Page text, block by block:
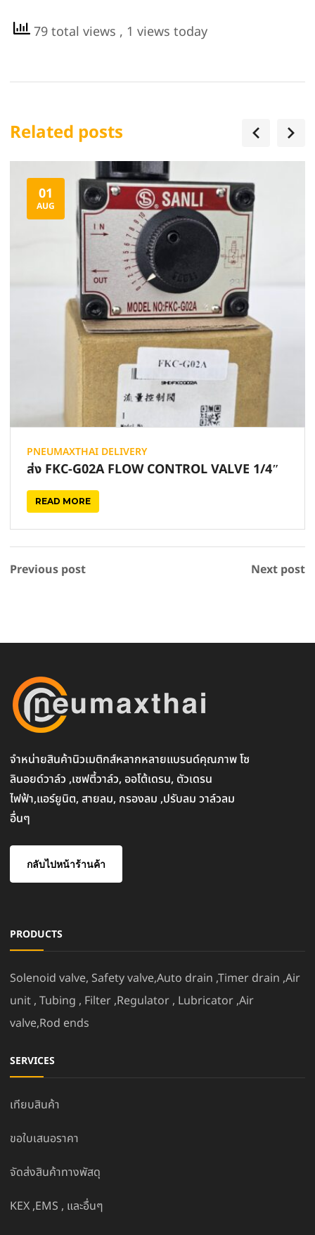
79 total views , 1 views today
Related posts
01
AUG
PNEUMAXTHAI DELIVERY
ส่ง FKC-G02A FLOW CONTROL VALVE 1/4″
READ MORE
Previous post Next post
จำหน่ายสินค้านิวเมติกส์หลากหลายแบรนด์คุณภาพ โซ
ลินอยด์วาล์ว ,เซฟตี้วาล์ว, ออโต้เดรน, ตัวเดรน
ไฟฟ้า,แอร์ยูนิต, สายลม, กรองลม ,ปรับลม วาล์วลม
อื่นๆ
กลับไปหน้าร้านค้า
PRODUCTS
Solenoid valve, Safety valve,Auto drain ,Timer drain ,Air
unit , Tubing , Filter ,Regulator , Lubricator ,Air
valve,Rod ends
SERVICES
เทียบสินค้า
ขอใบเสนอราคา
จัดส่งสินค้าทางพัสดุ
KEX ,EMS , และอื่นๆ